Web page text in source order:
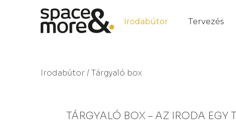
Irodabútor Tervezés
Irodabútor/ Tárgyaló box
TÁRGYALÓ BOX – AZ IRODA